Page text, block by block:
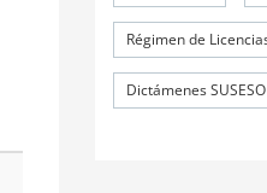
Dictámenes SUSESO